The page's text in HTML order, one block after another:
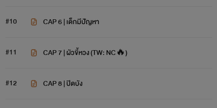
#10 CAP 6 | เด็กมีปัญหา
#11 CAP 7 | ผัวขี้หวง (TW: NC🔥)
#12 CAP 8 | ปิดบัง